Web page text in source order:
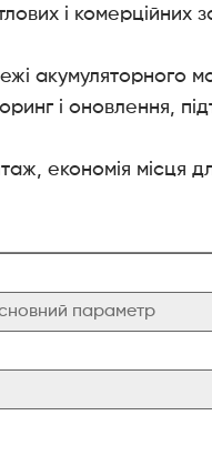
і комерційних
акумуляторного
і оновлення,
економія місця
параметр